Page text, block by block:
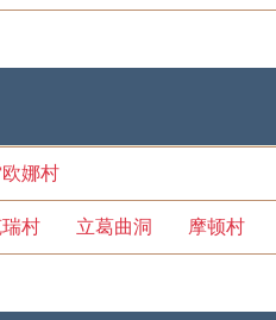
娜村
村 立葛曲洞 摩顿村